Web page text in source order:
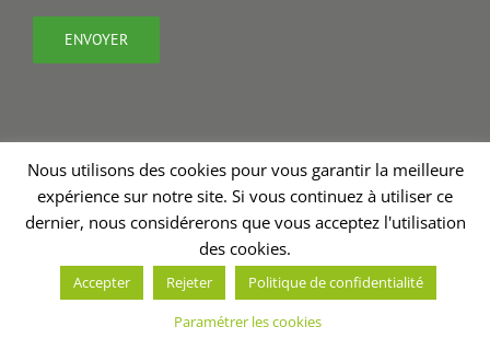
Copyright 2018 - Notre Basse-Cour® | Création site internet
| Graphisme Valérie Burel
| Stratégie de
communication - rédactionAnnabelle Nevoux
Facebook
Nous utilisons des cookies pour vous garantir la meilleure
expérience sur notre site. Si vous continuez à utiliser ce
dernier, nous considérerons que vous acceptez l'utilisation
des cookies.
Accepter Rejeter
Politique de confidentialité
Paramétrer les cookies